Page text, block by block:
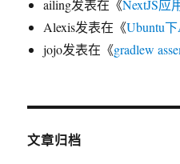
ailing发表在《NextJS应
Alexis发表在《Ubuntu下
jojo发表在《gradlew
文章归档